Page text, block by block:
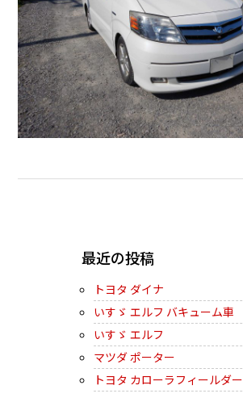
最近の投稿
トヨタ ダイナ
いすゞ エルフ バキューム車
いすゞ エルフ
マツダ ポーター
トヨタ カローラフィールダー